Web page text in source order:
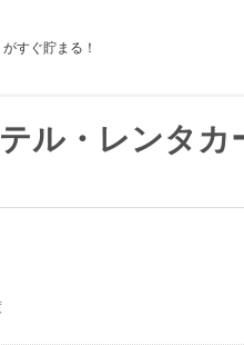
がすぐ貯まる！
ル・レンタ